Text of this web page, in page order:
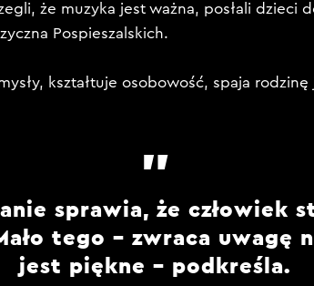
że muzyka jest ważna, posłali dzieci
Pospieszalskich.
kształtuje osobowość, spaja
sprawia, że człowiek
tego – zwraca uwagę
jest piękne – podkreśla.